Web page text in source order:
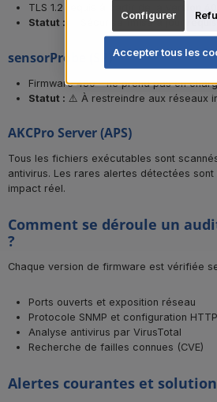
TLS 1.2 requis à partir de la version
Statut : ✅ Sécurisé (mise à jour
sensorProbe (SP)
Firmware 480 – ne prend pas en
Statut : ⚠️ À restreindre aux réseaux
AKCPro Server (APS)
Tous les fichiers exécutables sont
antivirus. Les rares alertes détectées
impact réel.
Comment se déroule un
?
Chaque version de firmware est vérifiée
Ports ouverts et exposition réseau
Protocole SNMP et configuration
Analyse antivirus par VirusTotal
Recherche de failles connues (CVE)
Alertes courantes et
Configurer
Accepter tous les